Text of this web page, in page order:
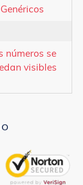
Genéricos
números se
visibles